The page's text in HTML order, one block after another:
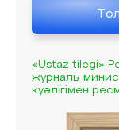
«Ustaz tilegi»
журналы
куәлігімен